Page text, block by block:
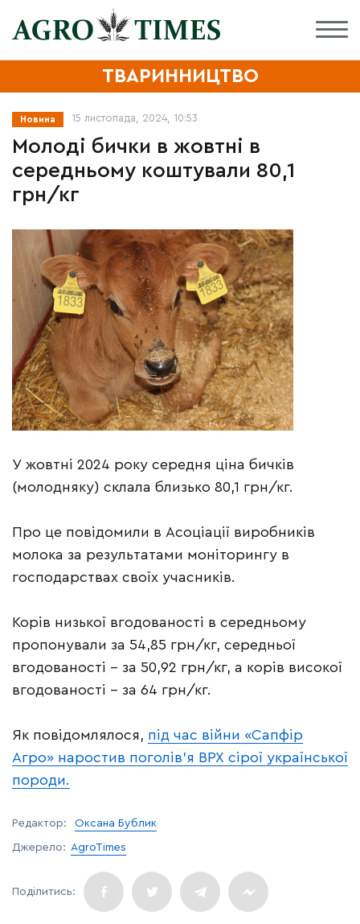
ТВАРИННИЦТВО
Новина 15 листопада, 2024, 10:53
Молоді бички в жовтні в
середньому коштували 80,1
грн/кг
У жовтні 2024 року середня ціна бичків
(молодняку) склала близько 80,1 грн/кг.
Про це повідомили в Асоціації виробників
молока за результатами моніторингу в
господарствах своїх учасників.
Корів низької вгодованості в середньому
пропонували за 54,85 грн/кг, середньої
вгодованості – за 50,92 грн/кг, а корів високої
вгодованості – за 64 грн/кг.
Як повідомлялося, під час війни «Сапфір
Агро» наростив поголів’я ВРХ сірої української
породи.
Редактор: Оксана Бублик
Джерело: AgroTimes